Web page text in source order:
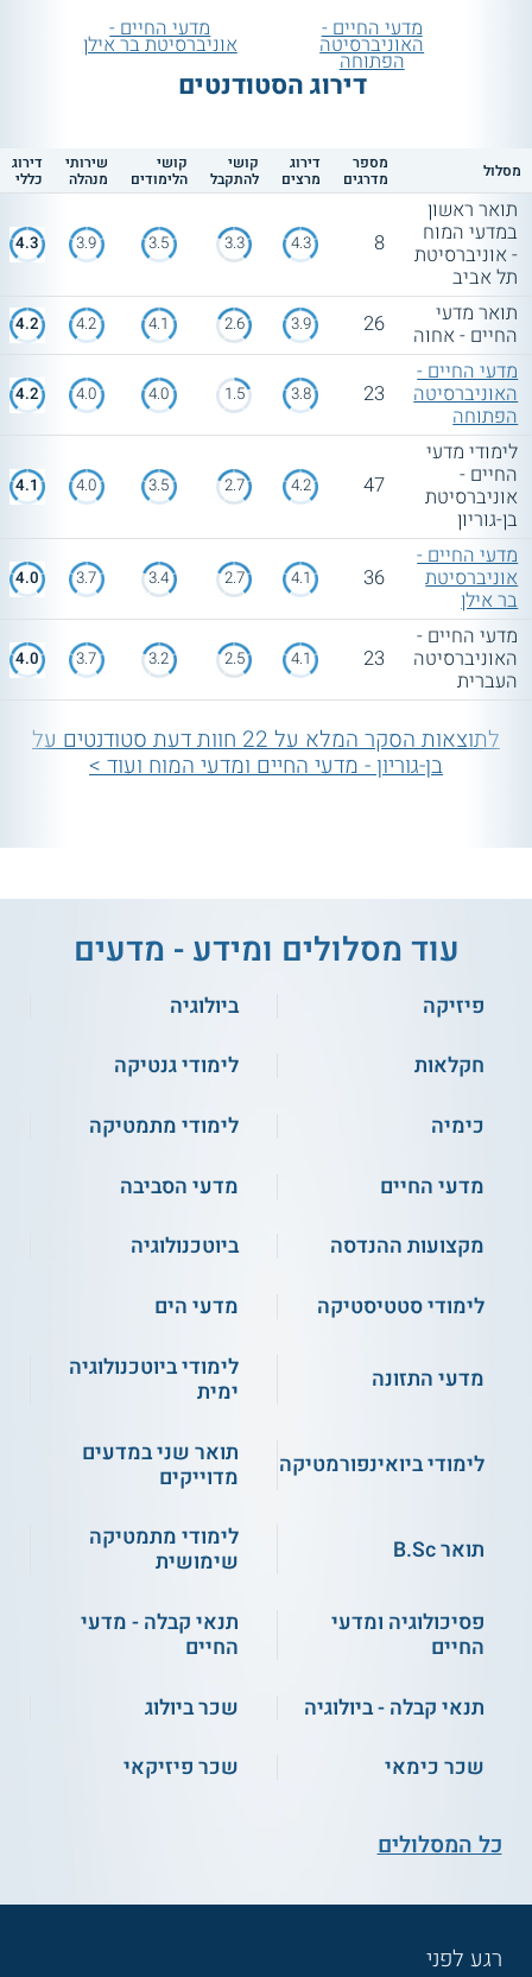
מדעי החיים -
האוניברסיטה
הפתוחה
מדעי החיים -
אוניברסיטת בר אילן
דירוג הסטודנטים
מסלול מספר
מדרגים
דירוג
מרצים
קושי
להתקבל
קושי
הלימודים
שירותי
מנהלה
דירוג
כללי
תואר ראשון
במדעי המוח
- אוניברסיטת
תל אביב
8
4.3
3.3
3.5
3.9
4.3
תואר מדעי
החיים - אחוה 26
3.9
2.6
4.1
4.2
4.2
מדעי החיים -
האוניברסיטה
הפתוחה
23
3.8
1.5
4.0
4.0
4.2
לימודי מדעי
החיים -
אוניברסיטת
בן-גוריון
47
4.2
2.7
3.5
4.0
4.1
מדעי החיים -
אוניברסיטת
בר אילן
36
4.1
2.7
3.4
3.7
4.0
מדעי החיים -
האוניברסיטה
העברית
23
4.1
2.5
3.2
3.7
4.0
לתוצאות הסקר המלא על 22 חוות דעת סטודנטים על
בן-גוריון - מדעי החיים ומדעי המוח ועוד >
עוד מסלולים ומידע - מדעים
פיזיקה
ביולוגיה
חקלאות
לימודי גנטיקה
כימיה
לימודי מתמטיקה
מדעי החיים
מדעי הסביבה
מקצועות ההנדסה
ביוטכנולוגיה
לימודי סטטיסטיקה
מדעי הים
מדעי התזונה
לימודי ביוטכנולוגיה
ימית
לימודי ביואינפורמטיקה
תואר שני במדעים
מדוייקים
תואר B.Sc
לימודי מתמטיקה
שימושית
פסיכולוגיה ומדעי
החיים
תנאי קבלה - מדעי
החיים
תנאי קבלה - ביולוגיה
שכר ביולוג
שכר כימאי
שכר פיזיקאי
כל המסלולים
רגע לפני